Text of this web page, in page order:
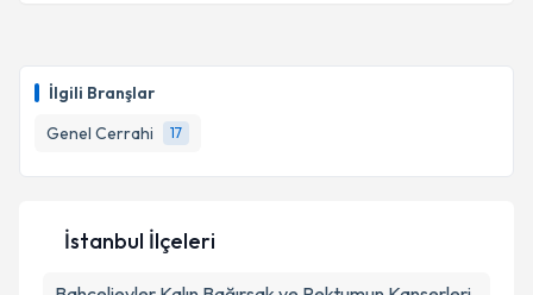
İlgili Branşlar
Genel Cerrahi
17
takvim hazırlandığında e-posta ile bilgilendireceğiz.
E-posta Adresiniz
İstanbul İlçeleri